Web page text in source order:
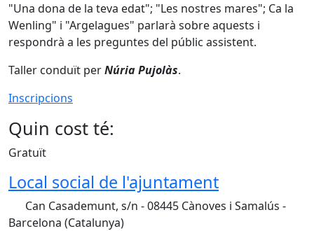
"Una dona de la teva edat"; "Les nostres mares"; Ca la
Wenling" i "Argelagues" parlarà sobre aquests i
respondrà a les preguntes del públic assistent.
Taller conduït perNúria Pujolàs.
Inscripcions
Quin cost té:
Gratuït
Local social de l'ajuntament
Can Casademunt, s/n - 08445 Cànoves i Samalús -
Barcelona (Catalunya)